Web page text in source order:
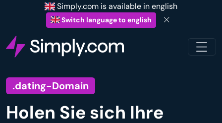
Simply.com is available in english
Switch language to english
.dating-Domain
Holen Sie sich Ihre